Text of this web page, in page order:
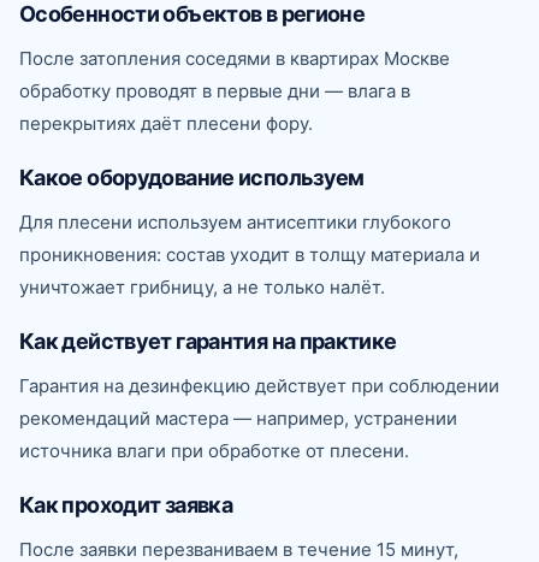
Особенности объектов в регионе
После затопления соседями в квартирах Москве
обработку проводят в первые дни — влага в
перекрытиях даёт плесени фору.
Какое оборудование используем
Для плесени используем антисептики глубокого
проникновения: состав уходит в толщу материала и
уничтожает грибницу, а не только налёт.
Как действует гарантия на практике
Гарантия на дезинфекцию действует при соблюдении
рекомендаций мастера — например, устранении
источника влаги при обработке от плесени.
Как проходит заявка
После заявки перезваниваем в течение 15 минут,